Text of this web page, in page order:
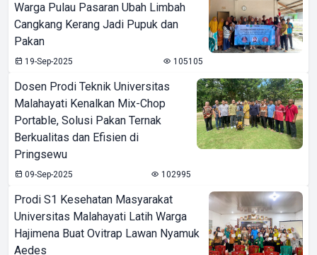
Warga Pulau Pasaran Ubah Limbah
Cangkang Kerang Jadi Pupuk dan
Pakan
19-Sep-2025 105105
Dosen Prodi Teknik Universitas
Malahayati Kenalkan Mix-Chop
Portable, Solusi Pakan Ternak
Berkualitas dan Efisien di
Pringsewu
09-Sep-2025 102995
Prodi S1 Kesehatan Masyarakat
Universitas Malahayati Latih Warga
Hajimena Buat Ovitrap Lawan Nyamuk
Aedes